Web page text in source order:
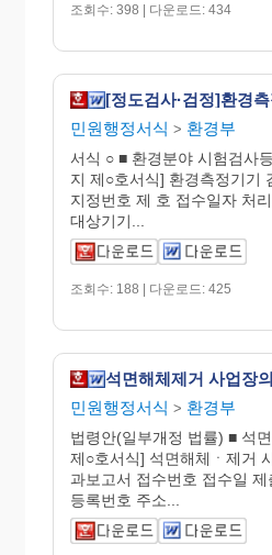
조회수: 398 | 다운로드: 434
민원행정서식 > 환경부
서식 ○ ■ 환경분야 시험검사
지 제○호서식] 환경측정기기
지정번호 제 호 접수일자 처
대상기기...
조회수: 188 | 다운로드: 425
민원행정서식 > 환경부
법령안(일부개정 법률) ■ 석
제○호서식] 석면해체ㆍ제거
과보고서 접수번호 접수일
등록번호 주소...